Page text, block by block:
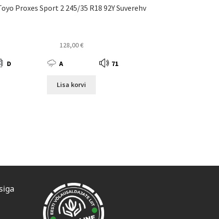
Proxes Sport 2 245/35 R18 92Y Suverehv
128,00€
D A 71
Lisa korvi